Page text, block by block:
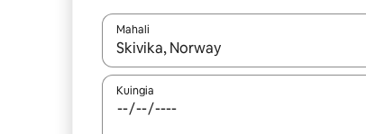
Mahali
Wakati matokeo yanapatikana, vinjari kwa
Kuingia